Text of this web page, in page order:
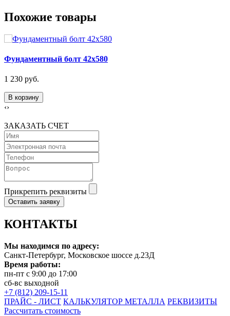
Похожие товары
Фундаментный болт 42х580
1 230 руб.
В корзину
‹›
ЗАКАЗАТЬ СЧЕТ
Прикрепить реквизиты
Оставить заявку
КОНТАКТЫ
Мы находимся по адресу:
Санкт-Петербург, Московское шоссе д.23Д
Время работы:
пн-пт с 9:00 до 17:00
сб-вс выходной
+7 (812) 209-15-11
ПРАЙС - ЛИСТ КАЛЬКУЛЯТОР МЕТАЛЛА РЕКВИЗИТЫ
Рассчитать стоимость